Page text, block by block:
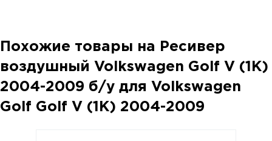
Похожие товары на
Ресивер
воздушный Volkswagen Golf V (1K)
2004-2009 б/у для Volkswagen
Golf Golf V (1K) 2004-2009